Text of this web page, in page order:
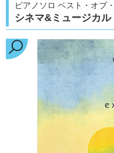
ピアノソロ ベスト・オブ
シネマ&ミュージカル